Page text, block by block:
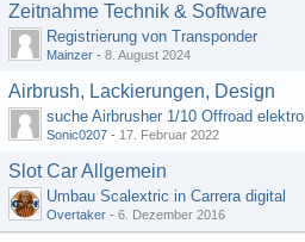
Zeitnahme Technik & Software
Registrierung von Transponder
Mainzer - 8. August 2024
Airbrush, Lackierungen, Design
suche Airbrusher 1/10 Offroad elektro
Sonic0207 - 17. Februar 2022
Slot Car Allgemein
Umbau Scalextric in Carrera digital
Overtaker - 6. Dezember 2016